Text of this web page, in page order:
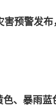
害预警发
、暴雨蓝